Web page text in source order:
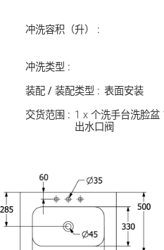
冲洗容积（升） :
冲洗类型 :
装配 / 装配类型 : 表面安装
交货范围 : 1 x 个洗手台洗脸盆
出水口阀